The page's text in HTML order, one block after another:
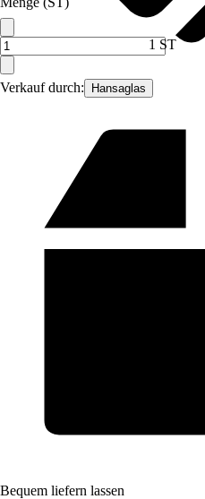
Verkauf durch: Hansaglas
1 ST
Bequem liefern lassen